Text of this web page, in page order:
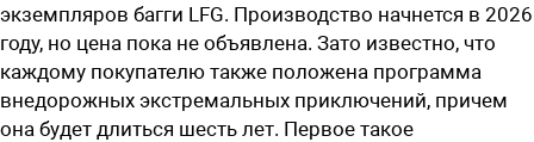
экземпляров багги LFG. Производство начнется в 2026
году, но цена пока не объявлена. Зато известно, что
каждому покупателю также положена программа
внедорожных экстремальных приключений, причем
она будет длиться шесть лет. Первое такое